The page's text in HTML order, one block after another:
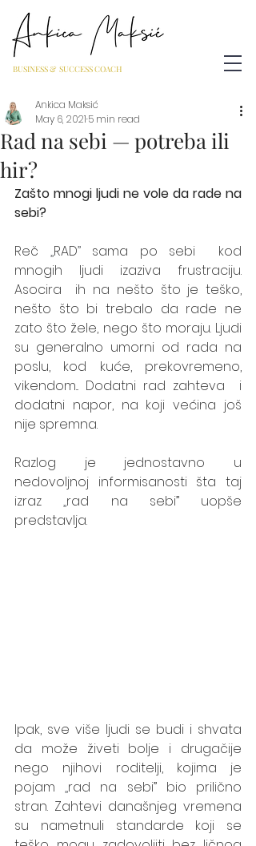
BUSINESS & SUCCESS COACH
Rad na sebi — potreba ili
hir?
Ankica Maksić
May 6, 2021 5 min read
Zašto mnogi ljudi ne vole da rade na
sebi?
Reč „RAD” sama po sebi  kod
mnogih ljudi izaziva frustraciju.
Asocira  ih na nešto što je teško,
nešto što bi trebalo da rade ne
zato što žele, nego što moraju. Ljudi
su generalno umorni od rada na
poslu, kod kuće, prekovremeno,
vikendom... Dodatni rad zahteva  i
dodatni napor, na koji većina još
nije spremna.
Razlog je jednostavno u
nedovoljnoj informisanosti šta taj
izraz „rad na sebi” uopše
predstavlja.
Ipak, sve više ljudi se budi i shvata
da može živeti bolje i drugačije
nego njihovi roditelji, kojima je
pojam „rad na sebi” bio prilično
stran. Zahtevi današnjeg vremena
su nametnuli standarde koji se